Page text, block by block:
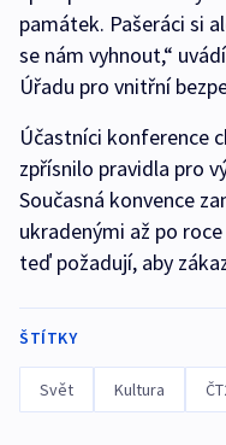
památek. Pašeráci si
se nám vyhnout,“
Úřadu pro vnitřní
Účastníci konference
zpřísnilo pravidla pro
Současná konvence
ukradenými až po
teď požadují, aby
ŠTÍTKY
Svět Kultura